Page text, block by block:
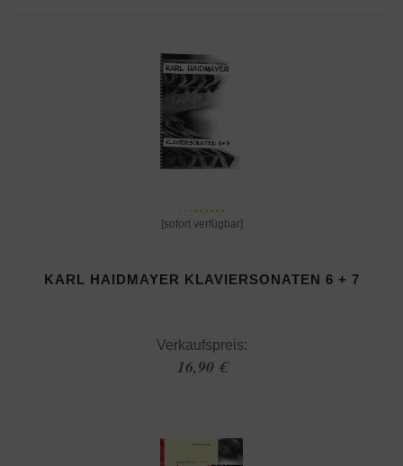
[sofort verfügbar]
KARL HAIDMAYER KLAVIERSONATEN 6 + 7
Verkaufspreis:
16,90 €